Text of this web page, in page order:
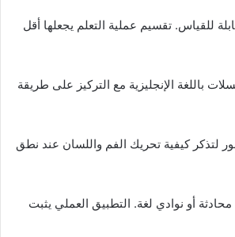
للقياس. تقسيم عملية التعلم يجعلها أقل
باللغة الإنجليزية مع التركيز على طريقة
لتذكر كيفية تحريك الفم واللسان عند نطق
أو نوادي لغة. التطبيق العملي يثبت